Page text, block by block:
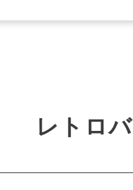
レトロ